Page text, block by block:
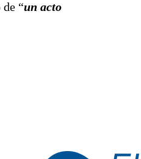
“un acto